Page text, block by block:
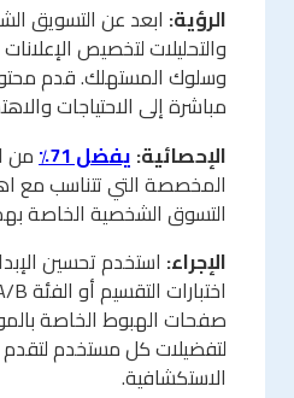
الرؤية: ابعد عن التسويق
والتحليلات لتخصيص
وسلوك المستهلك. قدم
مباشرة إلى الاحتياجات
الإحصائية: يفضل 71٪
من
المخصصة التي تتناسب مع
التسوق الشخصية الخاصة
الإجراء: استخدم تحسين
صفحات الهبوط الخاصة
لتفضيلات كل مستخدم
الاستكشافية.